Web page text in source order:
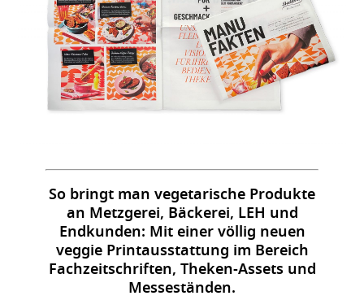
So bringt man vegetarische Produkte
an Metzgerei, Bäckerei, LEH und
Endkunden: Mit einer völlig neuen
veggie Printausstattung im Bereich
Fachzeitschriften, Theken-Assets und
Messeständen.